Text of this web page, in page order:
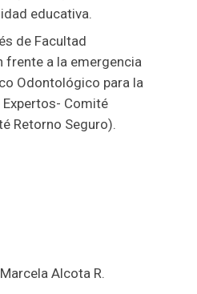
educativa.
de Facultad
frente a la emergencia
Odontológico para la
Comité
Retorno Seguro).
Alcota R.